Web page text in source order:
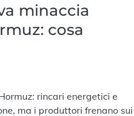
minaccia
cosa
rincari energetici e
ma i produttori frenano sui